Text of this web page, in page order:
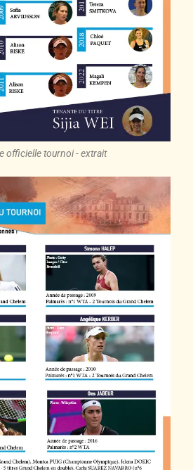
officielle tournoi - extrait